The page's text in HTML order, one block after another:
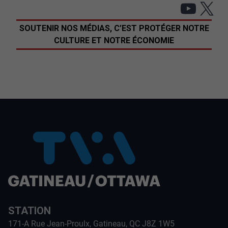
X
SOUTENIR NOS MÉDIAS, C’EST PROTÉGER NOTRE
CULTURE ET NOTRE ÉCONOMIE
STATION
171-A Rue Jean-Proulx, Gatineau, QC J8Z 1W5